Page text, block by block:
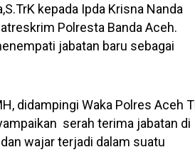
kepada Ipda Krisna Nanda
Polresta Banda Aceh.
jabatan baru sebagai
didampingi Waka Polres Aceh
serah terima jabatan di
wajar terjadi dalam suatu